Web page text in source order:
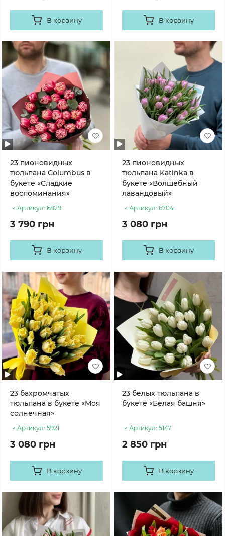
В корзину В корзину
23 пионовидных
тюльпана Columbus в
букете «Сладкие
воспоминания»
Артикул: 6829
3 790 грн
В корзину
23 пионовидных
тюльпана Katinka в
букете «Волшебный
лавандовый»
Артикул: 6704
3 080 грн
В корзину
23 бахромчатых
тюльпана в букете «Моя
солнечная»
Артикул: 5921
3 080 грн
В корзину
23 белых тюльпана в
букете «Белая башня»
Артикул: 5147
2 850 грн
В корзину